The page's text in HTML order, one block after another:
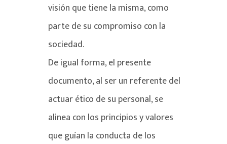
visión que tiene la misma, como
parte de su compromiso con la
sociedad.
De igual forma, el presente
documento, al ser un referente del
actuar ético de su personal, se
alinea con los principios y valores
que guían la conducta de los